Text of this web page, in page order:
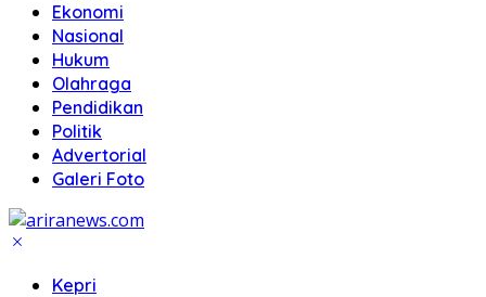
Ekonomi
Nasional
Hukum
Olahraga
Pendidikan
Politik
Advertorial
Galeri Foto
Kepri